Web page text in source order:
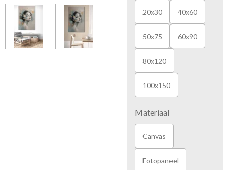
20x30 40x60
50x75 60x90
80x120
100x150
Materiaal
Canvas
Fotopaneel